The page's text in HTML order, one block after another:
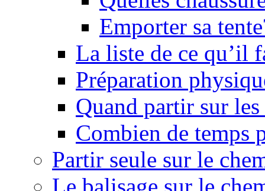
Emporter sa
La liste de ce qu’il
Préparation
Quand partir sur
Combien de
Partir seule sur le
Le balisage sur le